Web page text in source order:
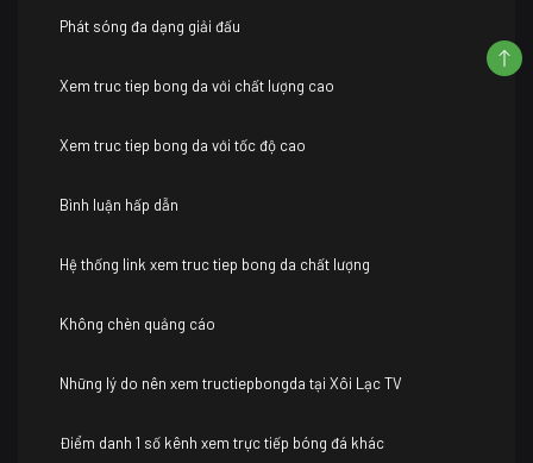
Phát sóng đa dạng giải đấu
Xem truc tiep bong da với chất lượng cao
Xem truc tiep bong da với tốc độ cao
Bình luận hấp dẫn
Hệ thống link xem truc tiep bong da chất lượng
Không chèn quảng cáo
Những lý do nên xem tructiepbongda tại Xôi Lạc TV
Điểm danh 1 số kênh xem trực tiếp bóng đá khác